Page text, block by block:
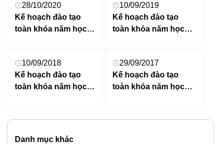
28/10/2020
Kế hoạch đào tạo
toàn khóa năm học
10/09/2019
Kế hoạch đào tạo
toàn khóa năm học
10/09/2018
Kế hoạch đào tạo
toàn khóa năm học
29/09/2017
Kế hoạch đào tạo
toàn khóa năm học
Danh mục khác